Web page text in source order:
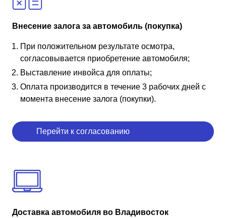
Внесение залога за автомобиль (покупка)
При положительном результате осмотра,
согласовывается приобретение автомобиля;
Выставление инвойса для оплаты;
Оплата производится в течение 3 рабочих дней с
момента внесение залога (покупки).
Перейти к согласованию
Доставка автомобиля во Владивосток